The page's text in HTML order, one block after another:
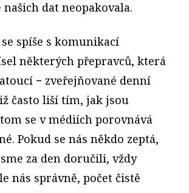
dat neopakovala.
spíše s komunikací
některých přepravců, která
− zveřejňované denní
často liší tím, jak jsou
se v médiích porovnává
Pokud se nás někdo zeptá,
za den doručili, vždy
nás správně, počet čistě